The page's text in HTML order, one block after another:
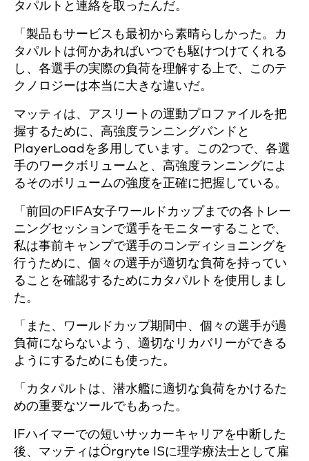
タパルトと連絡を取ったんだ。
「製品もサービスも最初から素晴らしかった。カ
タパルトは何かあればいつでも駆けつけてくれる
し、各選手の実際の負荷を理解する上で、このテ
クノロジーは本当に大きな違いだ。
マッティは、アスリートの運動プロファイルを把
握するために、高強度ランニングバンドと
PlayerLoadを多用しています。この2つで、各選
手のワークボリュームと、高強度ランニングによ
るそのボリュームの強度を正確に把握している。
「前回のFIFA女子ワールドカップまでの各トレー
ニングセッションで選手をモニターすることで、
私は事前キャンプで選手のコンディショニングを
行うために、個々の選手が適切な負荷を持ってい
ることを確認するためにカタパルトを使用しまし
た。
「また、ワールドカップ期間中、個々の選手が過
負荷にならないよう、適切なリカバリーができる
ようにするためにも使った。
「カタパルトは、潜水艦に適切な負荷をかけるた
めの重要なツールでもあった。
IFハイマーでの短いサッカーキャリアを中断した
後、マッティはÖrgryte ISに理学療法士として雇